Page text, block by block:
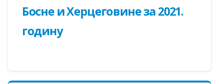
Босне и Херцеговине за 2021.
годину